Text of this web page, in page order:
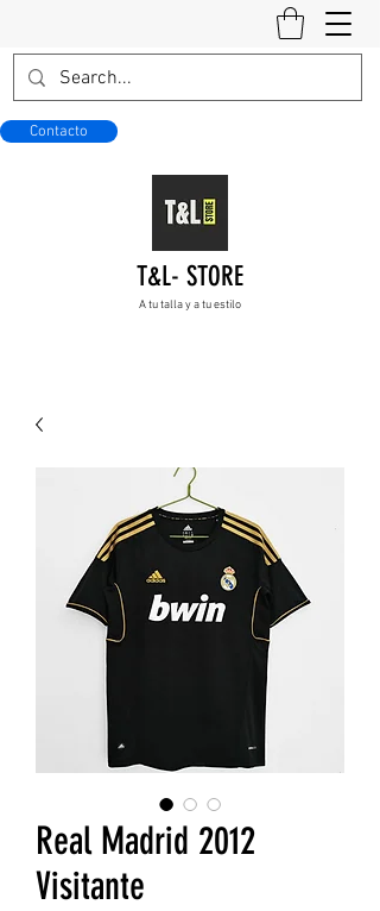
Contacto
T&L- STORE
A tu talla y a tu estilo
Real Madrid 2012
Visitante